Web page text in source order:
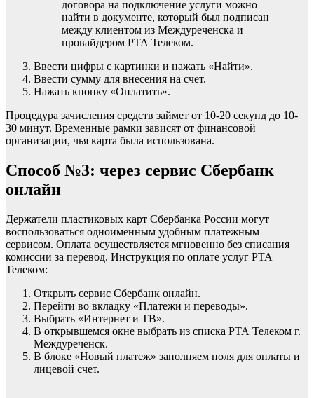
договора на подключение услуги можно
найти в документе, который был подписан
между клиентом из Междуреченска и
провайдером РТА Телеком.
Ввести цифры с картинки и нажать «Найти».
Ввести сумму для внесения на счет.
Нажать кнопку «Оплатить».
Процедура зачисления средств займет от 10-20 секунд до 10-
30 минут. Временные рамки зависят от финансовой
организации, чья карта была использована.
Способ №3: через сервис Сбербанк
онлайн
Держатели пластиковых карт Сбербанка России могут
воспользоваться одноименным удобным платежным
сервисом. Оплата осуществляется мгновенно без списания
комиссии за перевод. Инструкция по оплате услуг РТА
Телеком:
Открыть сервис Сбербанк онлайн.
Перейти во вкладку «Платежи и переводы».
Выбрать «Интернет и ТВ».
В открывшемся окне выбрать из списка РТА Телеком г.
Междуреченск.
В блоке «Новый платеж» заполняем поля для оплаты и
лицевой счет.